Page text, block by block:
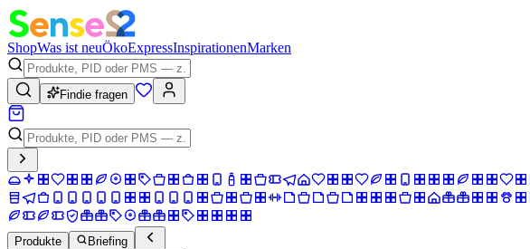
ShopWas ist neuÖkoExpressInspirationenMarken
Findie fragen
Produkte Briefing